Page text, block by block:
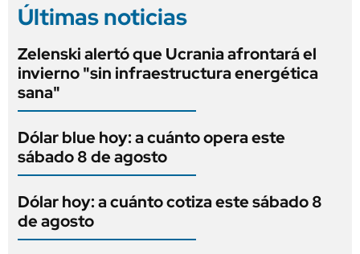
Últimas noticias
Zelenski alertó que Ucrania afrontará el
invierno "sin infraestructura energética
sana"
Dólar blue hoy: a cuánto opera este
sábado 8 de agosto
Dólar hoy: a cuánto cotiza este sábado 8
de agosto